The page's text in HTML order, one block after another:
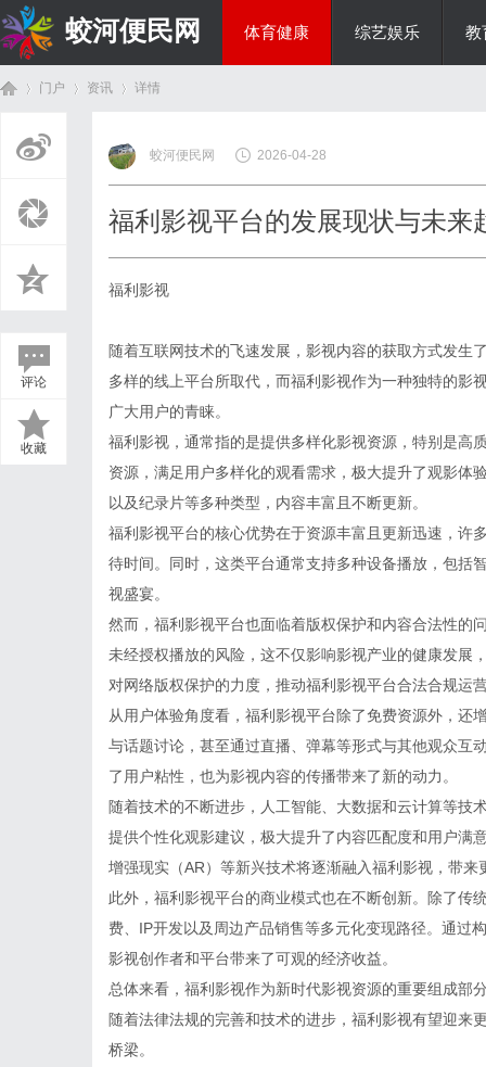
蛟河便民网 体育健康 综艺娱乐 教
门户 资讯
›
详情
评论
收藏
蛟河便民网 2026-04-28
福利影视平台的发展现状与未来
福利影视
随着互联网技术的飞速发展，影视内容的获取方式发生
多样的线上平台所取代，而福利影视作为一种独特的影
广大用户的青睐。
福利影视，通常指的是提供多样化影视资源，特别是高
资源，满足用户多样化的观看需求，极大提升了观影体
以及纪录片等多种类型，内容丰富且不断更新。
福利影视平台的核心优势在于资源丰富且更新迅速，许
待时间。同时，这类平台通常支持多种设备播放，包括
视盛宴。
然而，福利影视平台也面临着版权保护和内容合法性的
未经授权播放的风险，这不仅影响影视产业的健康发展
对网络版权保护的力度，推动福利影视平台合法合规运
从用户体验角度看，福利影视平台除了免费资源外，还
与话题讨论，甚至通过直播、弹幕等形式与其他观众互
了用户粘性，也为影视内容的传播带来了新的动力。
随着技术的不断进步，人工智能、大数据和云计算等技
提供个性化观影建议，极大提升了内容匹配度和用户满
增强现实（AR）等新兴技术将逐渐融入福利影视，带来
此外，福利影视平台的商业模式也在不断创新。除了传
费、IP开发以及周边产品销售等多元化变现路径。通过
影视创作者和平台带来了可观的经济收益。
总体来看，福利影视作为新时代影视资源的重要组成部
随着法律法规的完善和技术的进步，福利影视有望迎来
桥梁。